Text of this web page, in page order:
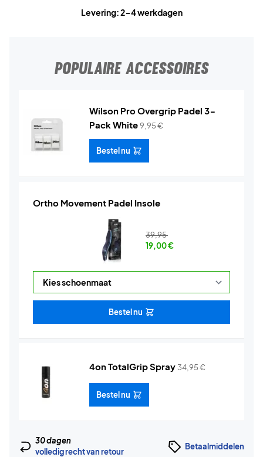
Levering: 2-4 werkdagen
POPULAIRE ACCESSOIRES
Wilson Pro Overgrip Padel 3-
Pack White9,95€
Bestel nu
Ortho Movement Padel Insole
39,95
19,00€
Bestel nu
4on TotalGrip Spray 34,95€
Bestel nu
30 dagen
volledig recht van retour
Betaalmiddelen